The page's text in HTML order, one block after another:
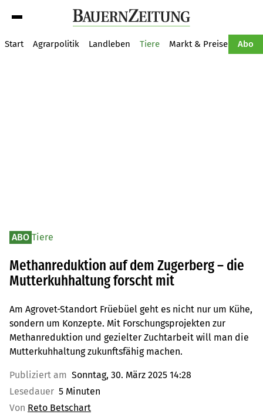
Start Agrarpolitik Landleben Tiere Markt & Preise Abo
ABO Tiere
Methanreduktion auf dem Zugerberg – die
Mutterkuhhaltung forscht mit
Am Agrovet-Standort Früebüel geht es nicht nur um Kühe,
sondern um Konzepte. Mit Forschungsprojekten zur
Methanreduktion und gezielter Zuchtarbeit will man die
Mutterkuhhaltung zukunftsfähig machen.
Publiziert am Sonntag, 30. März 2025 14:28
Lesedauer 5 Minuten
Von Reto Betschart